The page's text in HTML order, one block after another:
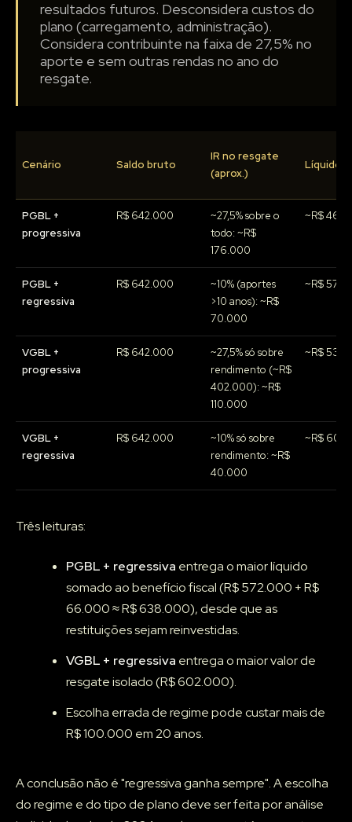
resultados futuros. Desconsidera custos do
plano (carregamento, administração).
Considera contribuinte na faixa de 27,5% no
aporte e sem outras rendas no ano do
resgate.
Cenário Saldo bruto
IR no resgate
(aprox.)
Líquido
PGBL +
progressiva
R$ 642.000
~27,5% sobre o
todo: ~R$
176.000
~R$
PGBL +
regressiva
R$ 642.000
~10% (aportes
>10 anos): ~R$
70.000
~R$
VGBL +
progressiva
R$ 642.000
~27,5% só sobre
rendimento (~R$
402.000): ~R$
110.000
~R$
VGBL +
regressiva
R$ 642.000
~10% só sobre
rendimento: ~R$
40.000
~R$
Três leituras:
PGBL + regressiva entrega o maior líquido
somado ao benefício fiscal (R$ 572.000 + R$
66.000 ≈ R$ 638.000), desde que as
restituições sejam reinvestidas.
VGBL + regressiva entrega o maior valor de
resgate isolado (R$ 602.000).
Escolha errada de regime pode custar mais de
R$ 100.000 em 20 anos.
A conclusão não é "regressiva ganha sempre". A escolha
do regime e do tipo de plano deve ser feita por análise